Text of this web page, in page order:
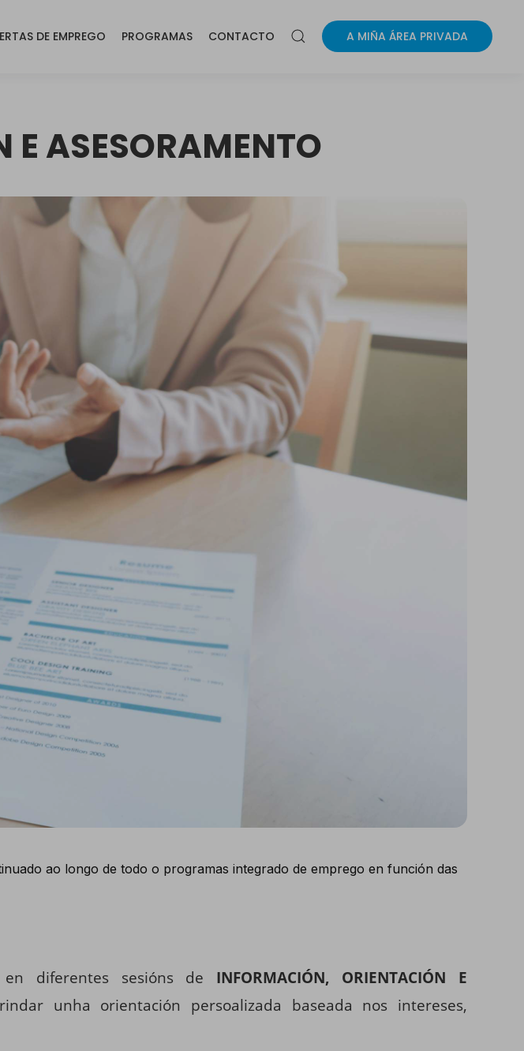
DE EMPREGO PROGRAMAS CONTACTO A MIÑA ÁREA PRIVADA
ASESORAMENTO
ao longo de todo o programas integrado de emprego en función das
diferentes sesións de INFORMACIÓN, ORIENTACIÓN E
unha orientación persoalizada baseada nos intereses,